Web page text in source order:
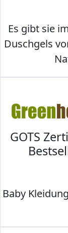
Es gibt sie
Duschgels
GOTS
Baby